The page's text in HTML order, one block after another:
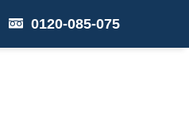
0120-085-075